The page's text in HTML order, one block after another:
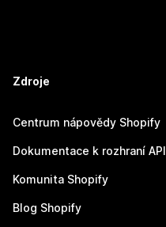
Zdroje
Centrum nápovědy Shopify
Dokumentace k rozhraní API
Komunita Shopify
Blog Shopify